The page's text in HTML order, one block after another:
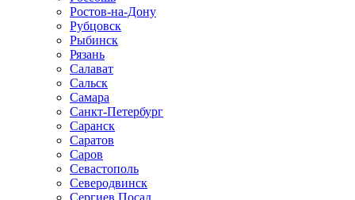
Ростов-на-Дону
Рубцовск
Рыбинск
Рязань
Салават
Сальск
Самара
Санкт-Петербург
Саранск
Саратов
Саров
Севастополь
Северодвинск
Сергиев Посад